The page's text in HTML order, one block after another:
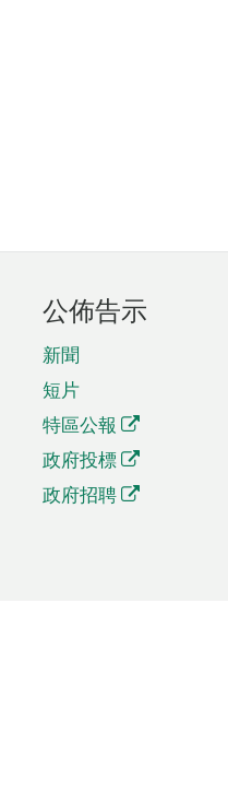
公佈告示
新聞
短片
特區公報
政府投標
政府招聘